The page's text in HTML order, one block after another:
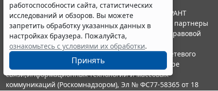
работоспособности сайта, статистических
исследований и обзоров. Вы можете
запретить обработку указанных данных в
настройках браузера. Пожалуйста,
ознакомьтесь с условиями их обработки.
Принять
© ООО "НПП "ГАРАНТ-СЕРВИС", 2026. Система ГАРАНТ
выпускается с 1990 года. Компания "Гарант" и ее партнеры
являются участниками Российской ассоциации правовой
информации ГАРАНТ.
Портал ГАРАНТ.РУ зарегистрирован в качестве сетевого
издания Федеральной службой по надзору в сфере
связи,информационных технологий и массовых
коммуникаций (Роскомнадзором), Эл № ФС77-58365 от 18